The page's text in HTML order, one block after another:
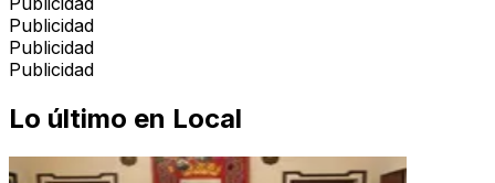
Publicidad
Publicidad
Publicidad
Lo último en Local